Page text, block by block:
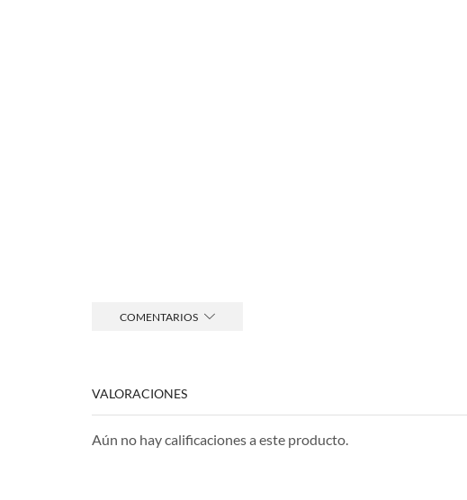
COMENTARIOS
VALORACIONES
Aún no hay calificaciones a este producto.